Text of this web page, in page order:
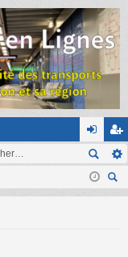
on
ne
ns
cri
ec